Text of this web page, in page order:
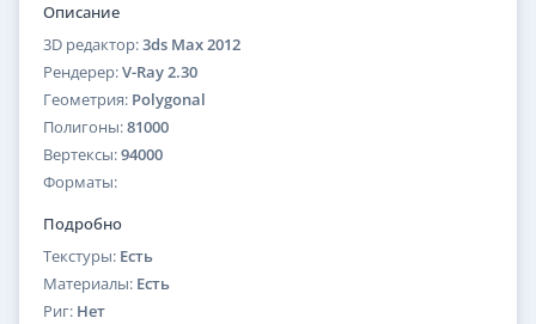
Описание
3D редактор:3ds Max 2012
Рендерер:V-Ray 2.30
Геометрия: Polygonal
Полигоны:81000
Вертексы:94000
Форматы:
Подробно
Текстуры: Есть
Материалы: Есть
Риг: Нет